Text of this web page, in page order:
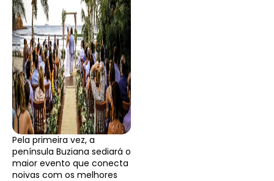
Pela primeira vez, a
península Buziana sediará o
maior evento que conecta
noivas com os melhores